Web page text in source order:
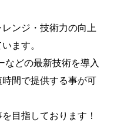
ンジ・技術力の向上
ます。
などの最新技術を導入
間で提供する事が可
目指しております！